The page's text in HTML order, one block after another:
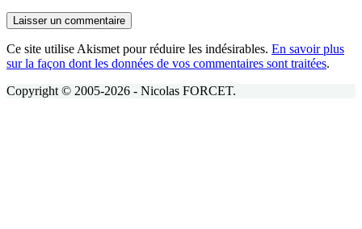
Laisser un commentaire
Ce site utilise Akismet pour réduire les indésirables. En savoir plus
sur la façon dont les données de vos commentaires sont traitées.
Copyright © 2005-2026 - Nicolas FORCET.